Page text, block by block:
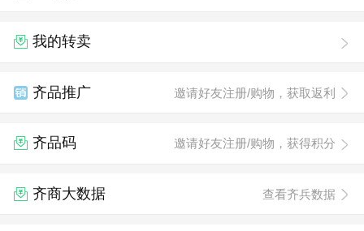
我的转卖
齐品推广 邀请好友注册/购物，获取返利
齐品码 邀请好友注册/购物，获得积分
齐商大数据 查看齐兵数据